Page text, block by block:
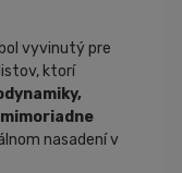
vyvinutý pre
, ktorí
nasadenív